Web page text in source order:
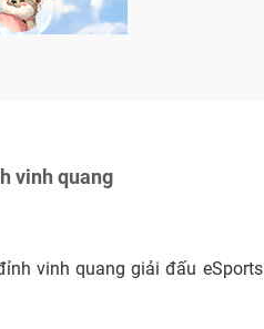
vinh quang
vinh quang giải đấu eSports